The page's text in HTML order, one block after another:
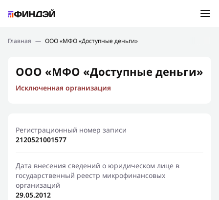
Подбор займа
Новости
Финансовое просвещение
Главная — ООО «МФО «Доступные деньги»
ООО «МФО «Доступные деньги»
Исключенная организация
Регистрационный номер записи
2120521001577
Дата внесения сведений о юридическом лице в
государственный реестр микрофинансовых
организаций
29.05.2012
Ошибка:Контактная форма не найдена.
Спасибо, что написали нам
Мы свяжемся с Вами в ближайшее время и сообщим
результат
Отправить новый запрос